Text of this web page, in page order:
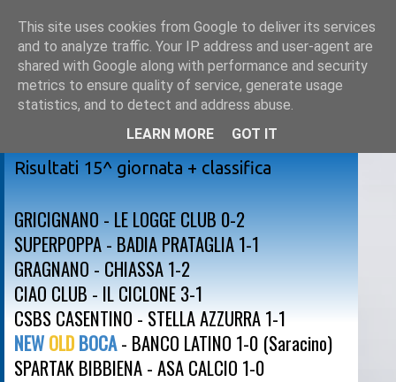
sabato 4 febbraio 2017
Risultati 15^ giornata + classifica
GRICIGNANO - LE LOGGE CLUB 0-2
SUPERPOPPA - BADIA PRATAGLIA 1-1
GRAGNANO - CHIASSA 1-2
CIAO CLUB - IL CICLONE 3-1
CSBS CASENTINO - STELLA AZZURRA 1-1
NEW OLD BOCA- BANCO LATINO 1-0 (Saracino)
SPARTAK BIBBIENA - ASA CALCIO 1-0
This site uses cookies from Google to deliver its services
and to analyze traffic. Your IP address and user-agent are
shared with Google along with performance and security
metrics to ensure quality of service, generate usage
statistics, and to detect and address abuse.
LEARN MORE
GOT IT